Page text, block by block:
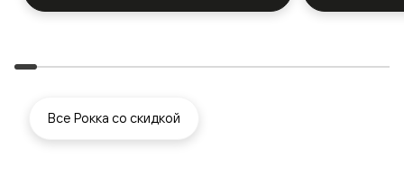
Все Рокка со скидкой